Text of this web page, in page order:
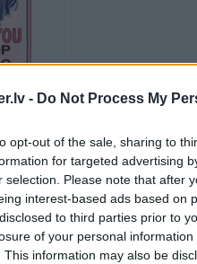
- Do Not Process My
opt-out of the sale, sharing to
for targeted advertising
selection. Please note that after
interest-based ads based on
to third parties prior to
of your personal
This information may also be
05. Feb 2008, 14:37
2008-02-05 14:31,
Man 525 24V ar